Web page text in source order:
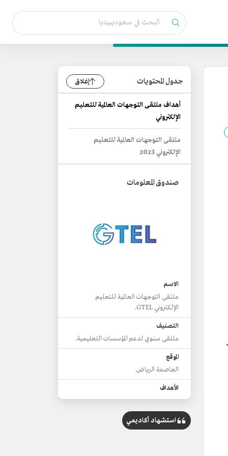
جدول المحتويات إغلاق
أهداف ملتقى التوجهات العالمية للتعليم
الإلكتروني
ملتقى التوجهات العالمية للتعليم
الإلكتروني 2023
صندوق المعلومات
الاسم
ملتقى التوجهات العالمية للتعليم
الإلكتروني GTEL.
التصنيف
ملتقى سنوي لدعم المؤسسات التعليمية.
الموقع
العاصمة الرياض.
الأهداف
خلق تعليم عالي الجودة لتلبية أهداف رؤية
السعودية 2030.
استشهاد أكاديمي